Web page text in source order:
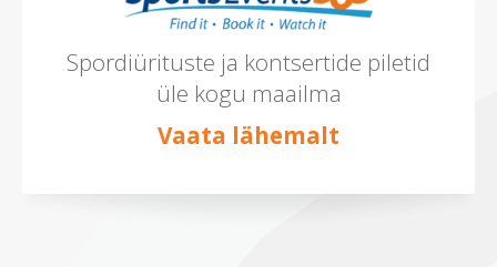
Spordiürituste ja kontsertide piletid
üle kogu maailma
Vaata lähemalt